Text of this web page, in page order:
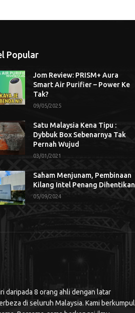
Popular
Jom Review: PRISM+ Aura
Smart Air Purifier – Power Ke
Tak?
09/05/2025
Satu Malaysia Kena Tipu :
Dybbuk Box Sebenarnya Tak
Pernah Wujud
03/01/2021
Saham Menjunam, Pembinaan
Kilang Intel Penang Dihentikan
05/09/2024
daripada 8 orang ahli dengan latar
di seluruh Malaysia. Kami berkumpul